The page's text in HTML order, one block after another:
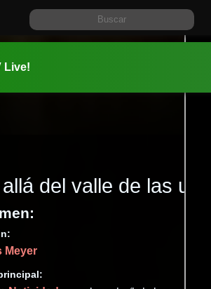
Live!
del valle de las
Meyer